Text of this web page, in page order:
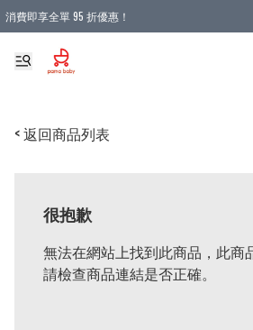
消費即享全單 95 折優惠！
購物滿 HKD 900.00即享免運費優惠！（適用於 本地
< 返回商品列表
很抱歉
無法在網站上找到此商品，此商
請檢查商品連結是否正確。